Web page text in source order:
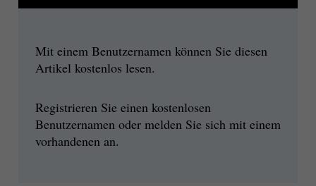
Mit einem Benutzernamen können Sie diesen
Artikel kostenlos lesen.
Registrieren Sie einen kostenlosen
Benutzernamen oder melden Sie sich mit einem
vorhandenen an.